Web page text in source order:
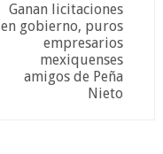
Ganan licitaciones
en gobierno, puros
empresarios
mexiquenses
amigos de Peña
Nieto